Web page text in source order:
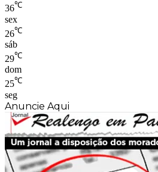
36℃
sex
26℃
sáb
29℃
dom
25℃
seg
Anuncie Aqui